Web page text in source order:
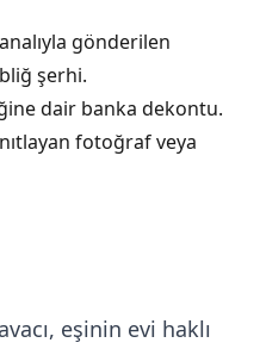
gönderilen
şerhi.
dair banka dekontu.
fotoğraf veya
eşinin evi haklı